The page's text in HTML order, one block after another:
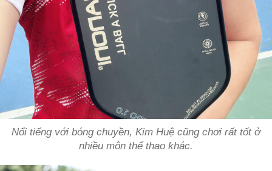
Nổi tiếng với bóng chuyền, Kim Huệ cũng chơi rất tốt ở
nhiều môn thể thao khác.